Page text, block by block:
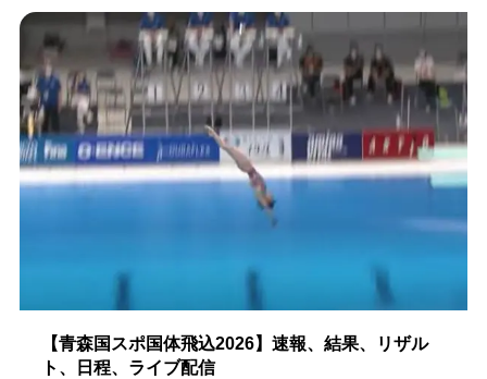
【青森国スポ国体飛込2026】速報、結果、リザル
ト、日程、ライブ配信